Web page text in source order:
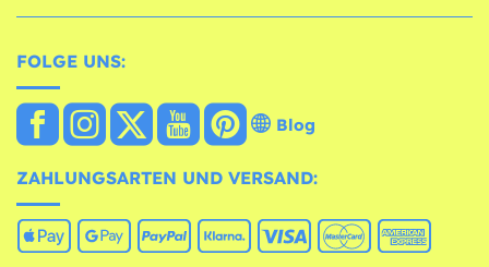
FOLGE UNS:
Blog
ZAHLUNGSARTEN UND VERSAND: